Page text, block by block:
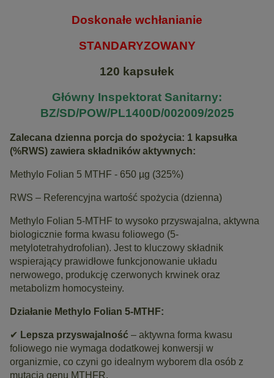
Doskonałe wchłanianie
STANDARYZOWANY
120 kapsułek
Główny Inspektorat Sanitarny:
BZ/SD/POW/PL1400D/002009/2025
Zalecana dzienna porcja do spożycia: 1 kapsułka
(%RWS) zawiera składników aktywnych:
Methylo Folian 5 MTHF - 650 µg (325%)
RWS – Referencyjna wartość spożycia (dzienna)
Methylo Folian 5-MTHF to wysoko przyswajalna, aktywna
biologicznie forma kwasu foliowego (5-
metylotetrahydrofolian). Jest to kluczowy składnik
wspierający prawidłowe funkcjonowanie układu
nerwowego, produkcję czerwonych krwinek oraz
metabolizm homocysteiny.
Działanie Methylo Folian 5-MTHF:
✔ Lepsza przyswajalność – aktywna forma kwasu
foliowego nie wymaga dodatkowej konwersji w
organizmie, co czyni go idealnym wyborem dla osób z
mutacją genu MTHFR.